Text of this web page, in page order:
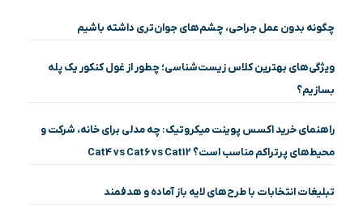
چگونه بدون عمل جراحی، چشم‌های جوان‌تری داشته باشیم
ویژگی‌های بهترین کلاس زیست‌شناسی؛ چطور از غول کنکور یک پله
بسازیم؟
راهنمای خرید اکسس پوینت میکروتیک: چه مدلی برای خانه، شرکت و
محیط‌های پرتراکم مناسب است؟ Cat4 vs Cat6 vs Cat12
تبلیغات انتخابات با طرح‌های لایه باز آماده و هدفمند